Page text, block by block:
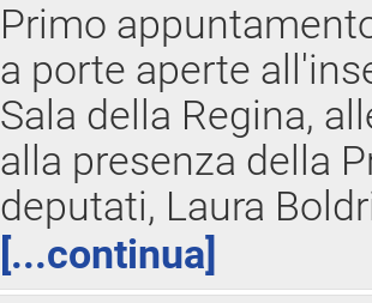
Primo
a porte aperte
Sala della Regina,
alla presenza della
deputati, Laura
[...continua]